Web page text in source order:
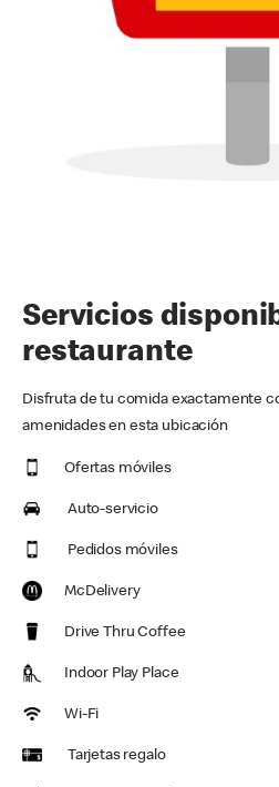
Servicios
restaurante
Disfruta de tu comida exactamente
amenidades en esta ubicación
Ofertas móviles
Auto-servicio
Pedidos móviles
McDelivery
Drive Thru Coffee
Indoor Play Place
Wi-Fi
Tarjetas regalo